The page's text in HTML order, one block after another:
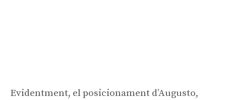
Evidentment, el posicionament d’Augusto,